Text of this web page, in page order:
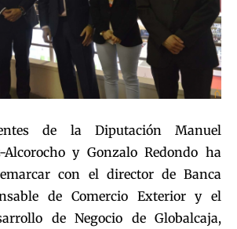
de la Diputación Manuel
Alcorocho y Gonzalo Redondo ha
con el director de Banca
de Comercio Exterior y el
de Negocio de Globalcaja,